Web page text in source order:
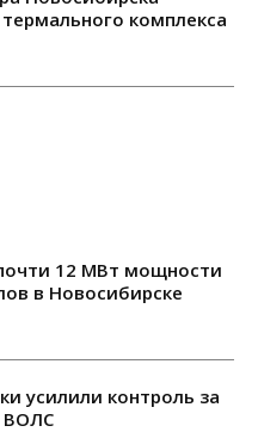
комплекса
12 МВт мощности
в Новосибирске
усилили контроль за
ВОЛС